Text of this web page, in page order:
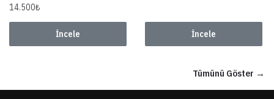
14.500₺
İncele İncele
Tümünü Göster →